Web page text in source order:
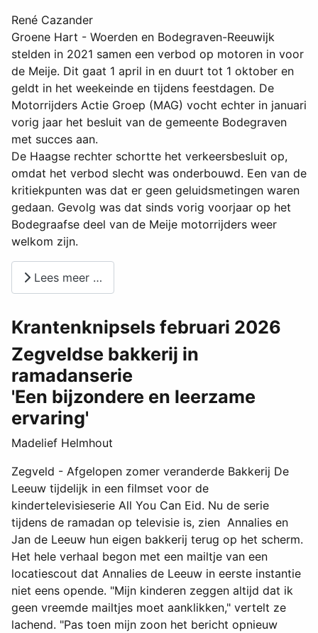
René Cazander
Groene Hart - Woerden en Bodegraven-Reeuwijk
stelden in 2021 samen een verbod op motoren in voor
de Meije. Dit gaat 1 april in en duurt tot 1 oktober en
geldt in het weekeinde en tijdens feestdagen. De
Motorrijders Actie Groep (MAG) vocht echter in januari
vorig jaar het besluit van de gemeente Bodegraven
met succes aan.
De Haagse rechter schortte het verkeersbesluit op,
omdat het verbod slecht was onderbouwd. Een van de
kritiekpunten was dat er geen geluidsmetingen waren
gedaan. Gevolg was dat sinds vorig voorjaar op het
Bodegraafse deel van de Meije motorrijders weer
welkom zijn.
Lees meer …
Krantenknipsels februari 2026
Zegveldse bakkerij in
ramadanserie
'Een bijzondere en leerzame
ervaring'
Madelief Helmhout
Zegveld - Afgelopen zomer veranderde Bakkerij De
Leeuw tijdelijk in een filmset voor de
kindertelevisieserie All You Can Eid. Nu de serie
tijdens de ramadan op televisie is, zien Annalies en
Jan de Leeuw hun eigen bakkerij terug op het scherm.
Het hele verhaal begon met een mailtje van een
locatiescout dat Annalies de Leeuw in eerste instantie
niet eens opende. "Mijn kinderen zeggen altijd dat ik
geen vreemde mailtjes moet aanklikken," vertelt ze
lachend. "Pas toen mijn zoon het bericht opnieuw